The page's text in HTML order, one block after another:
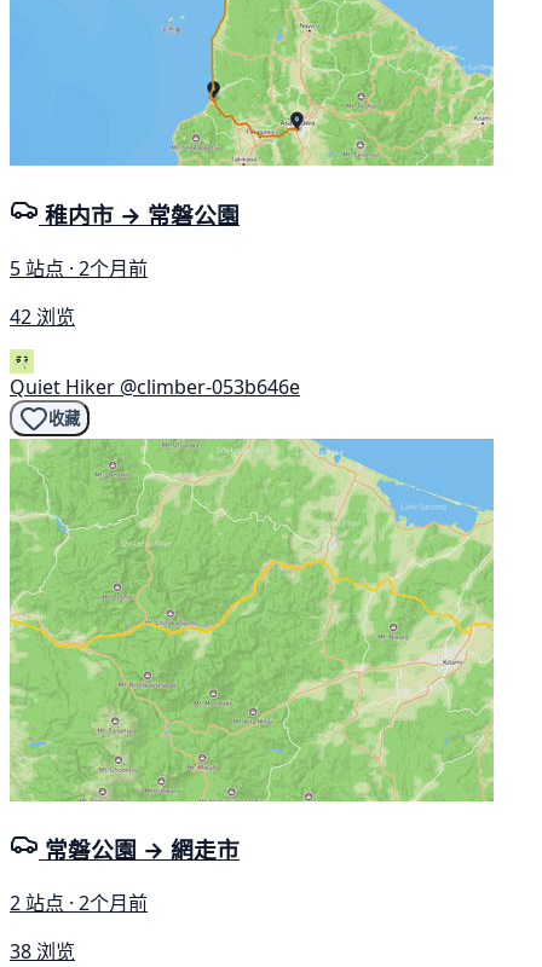
稚内市 → 常磐公園
5 站点 · 2个月前
42 浏览
Quiet Hiker @climber-053b646e
收藏
常磐公園 → 網走市
2 站点 · 2个月前
38 浏览